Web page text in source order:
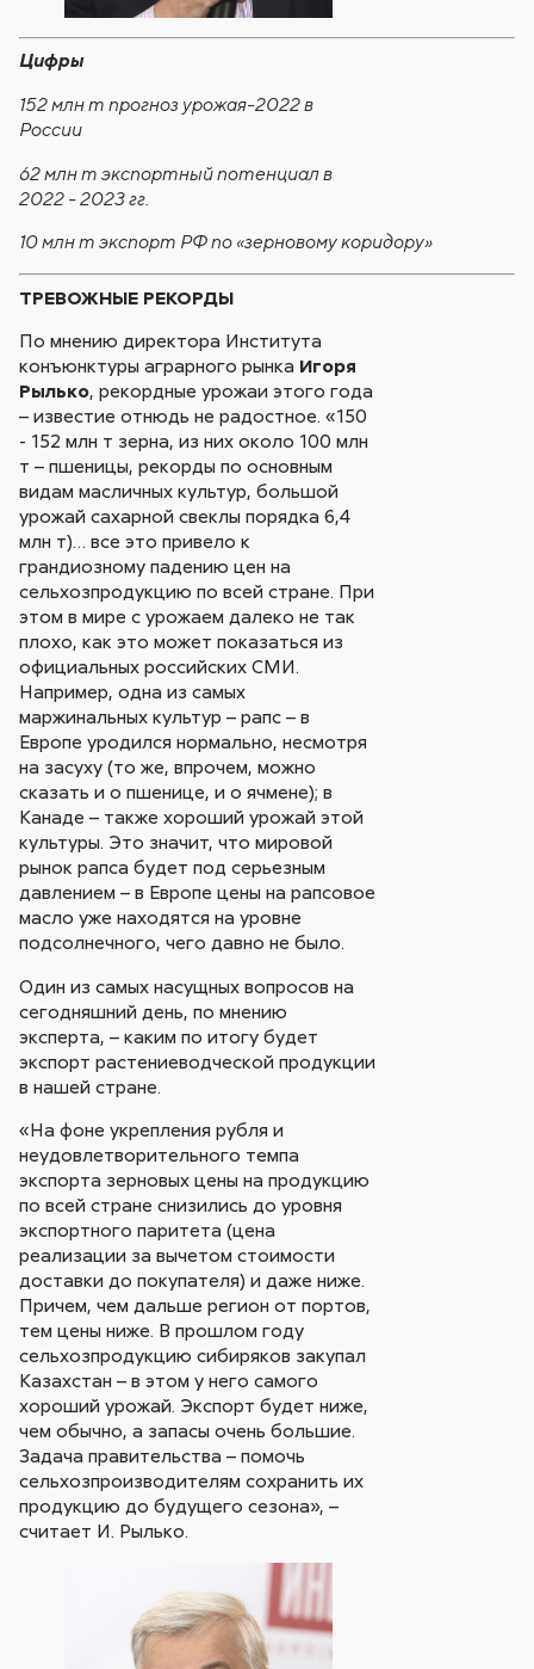
Цифры
152 млн т прогноз урожая-2022 в
России
62 млн т экспортный потенциал в
2022 - 2023 гг.
10 млн т экспорт РФ по «зерновому коридору»
ТРЕВОЖНЫЕ РЕКОРДЫ
По мнению директора Института
конъюнктуры аграрного рынка Игоря
Рылько, рекордные урожаи этого года
– известие отнюдь не радостное. «150
- 152 млн т зерна, из них около 100 млн
т – пшеницы, рекорды по основным
видам масличных культур, большой
урожай сахарной свеклы порядка 6,4
млн т)… все это привело к
грандиозному падению цен на
сельхозпродукцию по всей стране. При
этом в мире с урожаем далеко не так
плохо, как это может показаться из
официальных российских СМИ.
Например, одна из самых
маржинальных культур – рапс – в
Европе уродился нормально, несмотря
на засуху (то же, впрочем, можно
сказать и о пшенице, и о ячмене); в
Канаде – также хороший урожай этой
культуры. Это значит, что мировой
рынок рапса будет под серьезным
давлением – в Европе цены на рапсовое
масло уже находятся на уровне
подсолнечного, чего давно не было.
Один из самых насущных вопросов на
сегодняшний день, по мнению
эксперта, – каким по итогу будет
экспорт растениеводческой продукции
в нашей стране.
«На фоне укрепления рубля и
неудовлетворительного темпа
экспорта зерновых цены на продукцию
по всей стране снизились до уровня
экспортного паритета (цена
реализации за вычетом стоимости
доставки до покупателя) и даже ниже.
Причем, чем дальше регион от портов,
тем цены ниже. В прошлом году
сельхозпродукцию сибиряков закупал
Казахстан – в этом у него самого
хороший урожай. Экспорт будет ниже,
чем обычно, а запасы очень большие.
Задача правительства – помочь
сельхозпроизводителям сохранить их
продукцию до будущего сезона», –
считает И. Рылько.